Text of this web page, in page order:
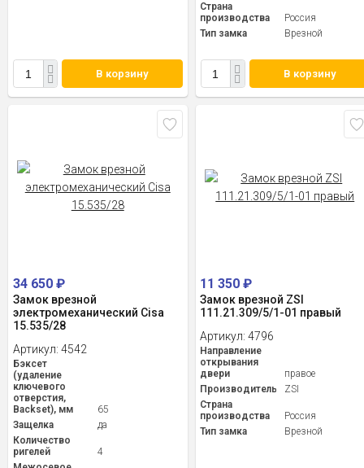
В корзину
Страна
производства
Россия
Тип замка
Врезной
В корзину
34 650 ₽
Замок врезной
электромеханический Cisa
15.535/28
Артикул: 4542
Бэксет
(удаление
ключевого
отверстия,
Backset), мм
65
Защелка
да
Количество
ригелей
4
11 350₽
Замок врезной ZSI
111.21.309/5/1-01 правый
Артикул:4796
Направление
открывания
двери
правое
Производитель
ZSI
Страна
производства
Россия
Тип замка
Врезной